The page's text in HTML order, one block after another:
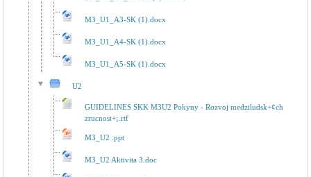
M3_U1_A3-SK (1).docx
M3_U1_A4-SK (1).docx
M3_U1_A5-SK (1).docx
U2
GUIDELINES SKK M3U2 Pokyny - Rozvoj medziludsk+¢ch
zrucnost+¡.rtf
M3_U2 .ppt
M3_U2 Aktivita 3.doc